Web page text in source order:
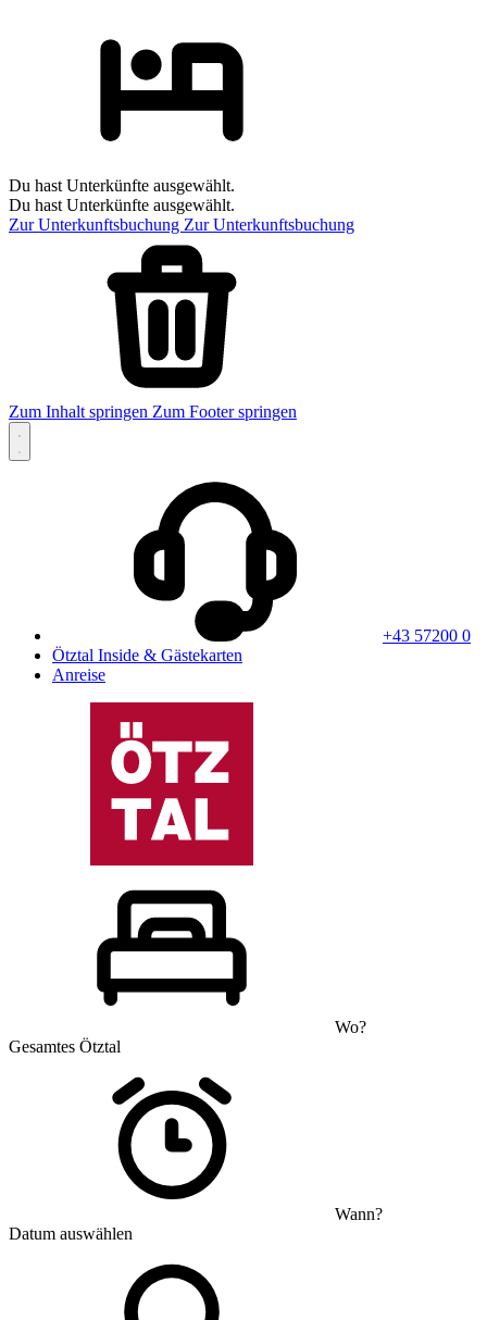
Du hast Unterkünfte ausgewählt.
Du hast Unterkünfte ausgewählt.
Zur Unterkunftsbuchung Zur Unterkunftsbuchung
Zum Inhalt springen Zum Footer springen
+43 57200 0
Ötztal Inside & Gästekarten
Anreise
Wo?
Gesamtes Ötztal
Wann?
Datum auswählen